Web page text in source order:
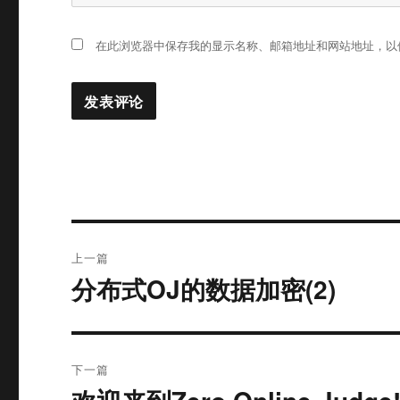
在此浏览器中保存我的显示名称、邮箱地址和网站地址，以
章
上一篇
上
篇
文
分布式OJ的数据加密(2)
下一篇